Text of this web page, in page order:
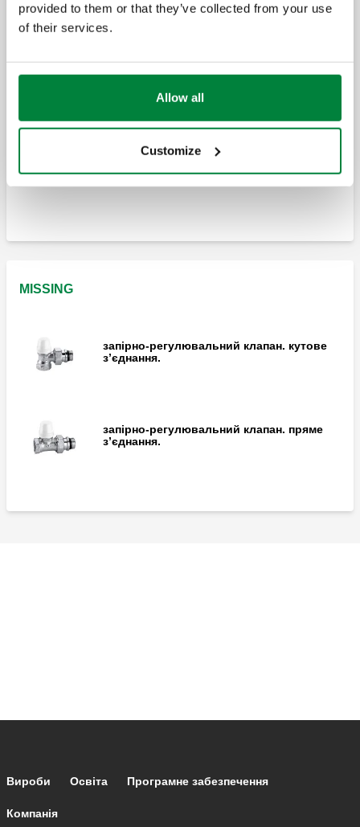
provided to them or that they’ve collected from your use
of their services.
Allow all
Customize
MISSING
запірно-регулювальний клапан. кутове
запірно-регулювальний клапан. пряме
з’єднання.
MISSING
запірно-регулювальний клапан. кутове
з’єднання.
запірно-регулювальний клапан. пряме
з’єднання.
Footer main navigation
Вироби Освіта Програмне забезпечення
Компанія